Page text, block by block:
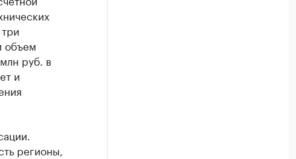
объем
руб. в
и
регионы,